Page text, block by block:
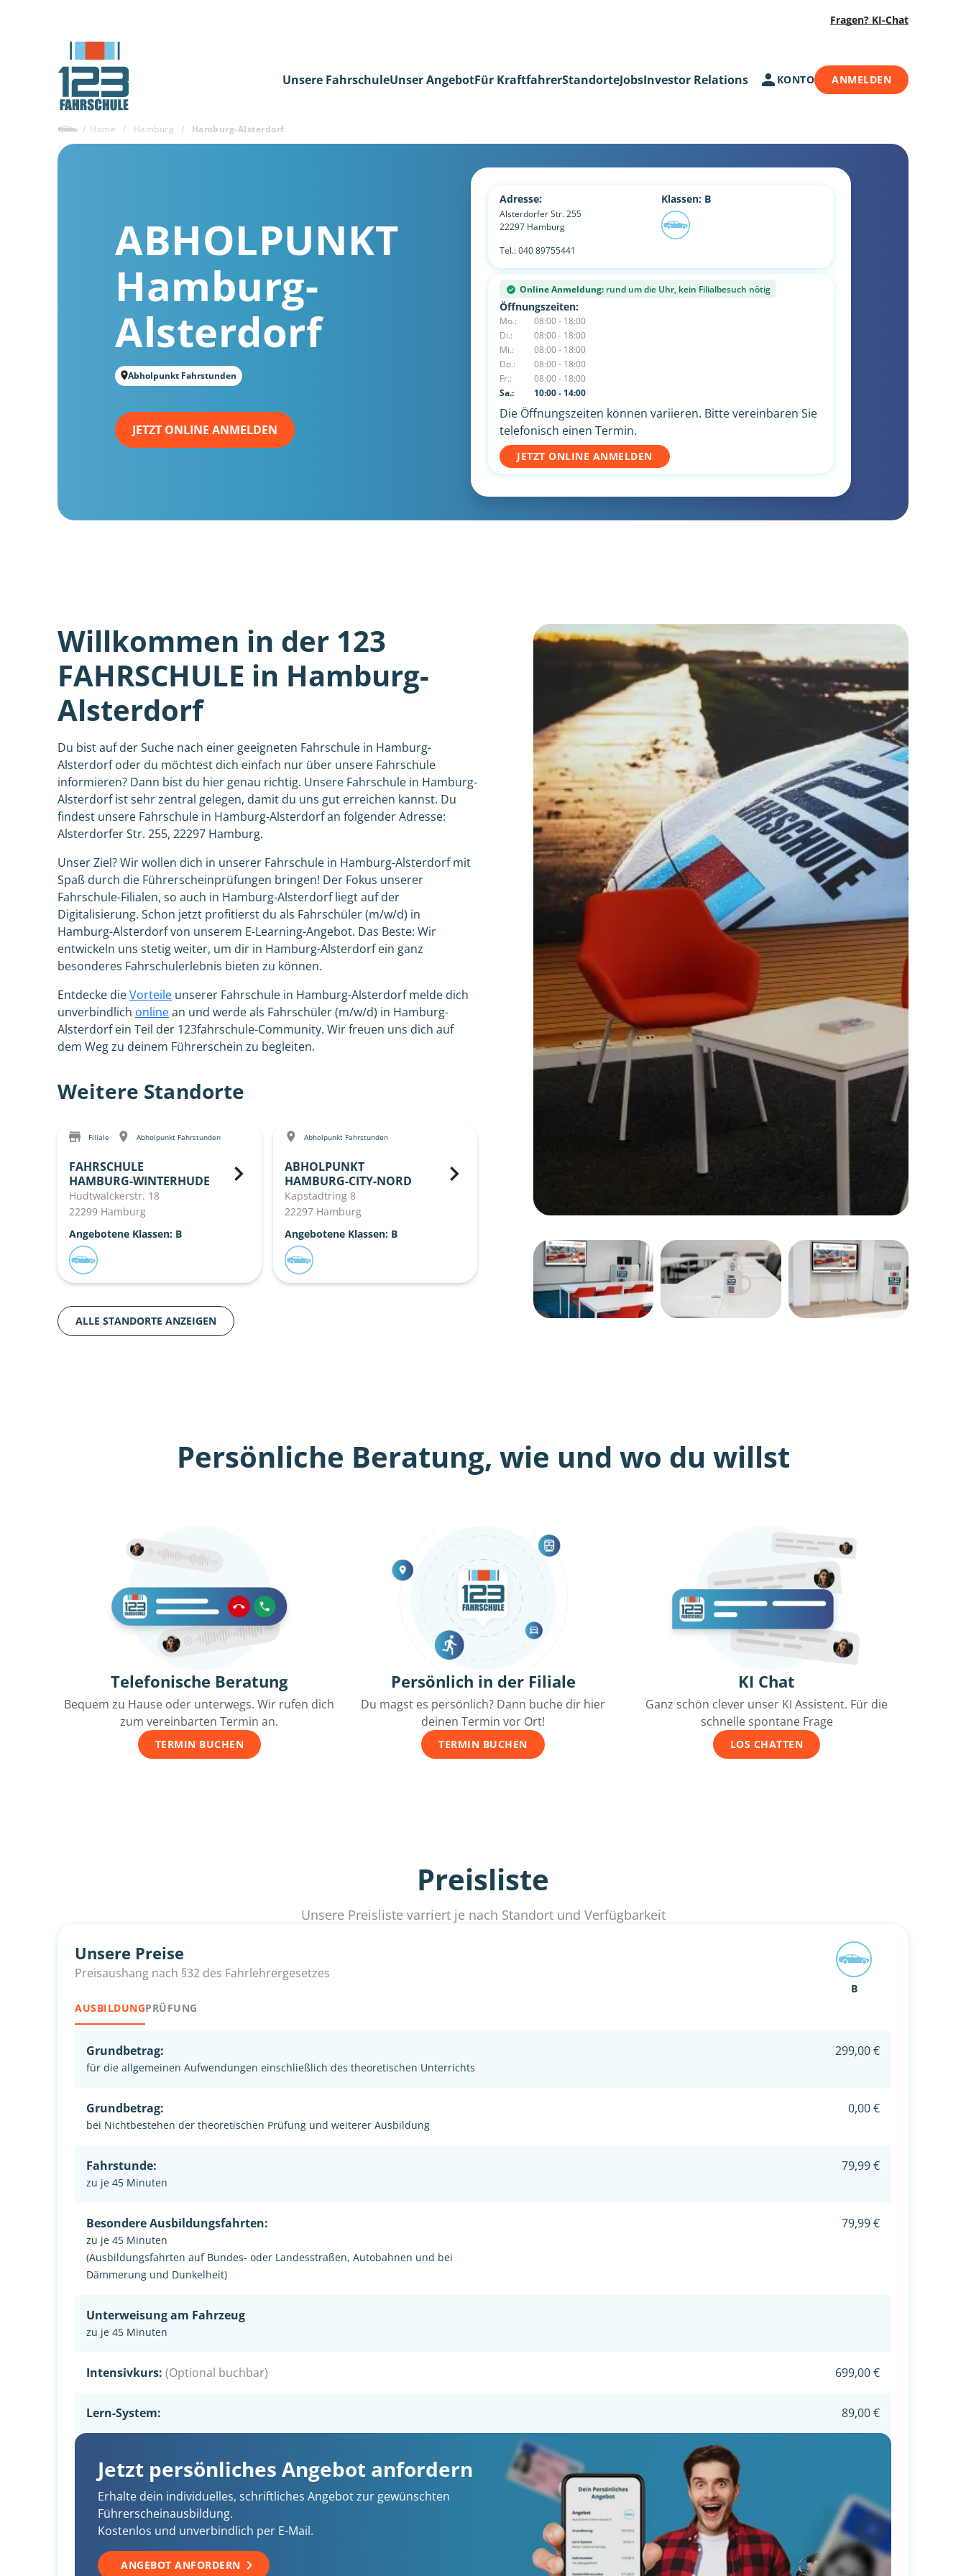
Fragen? KI-Chat
Unsere FahrschuleUnser AngebotFür KraftfahrerStandorteJobsInvestor Relations KONTO ANMELDEN
/ Home / Hamburg / Hamburg-Alsterdorf
ABHOLPUNKT
Hamburg-
Alsterdorf
Abholpunkt Fahrstunden
JETZT ONLINE ANMELDEN
Adresse:
Alsterdorfer Str. 255
22297 Hamburg
Tel.:040 89755441
Klassen: B
Online Anmeldung: rund um die Uhr, kein Filialbesuch nötig
Öffnungszeiten:
Mo.:
08:00 - 18:00
Di.:
08:00 - 18:00
Mi.:
08:00 - 18:00
Do.:
08:00 - 18:00
Fr.:
08:00 - 18:00
Sa.:
10:00 - 14:00
Die Öffnungszeiten können variieren. Bitte vereinbaren Sie
telefonisch einen Termin.
JETZT ONLINE ANMELDEN
Willkommen in der 123
FAHRSCHULE in Hamburg-
Alsterdorf
Du bist auf der Suche nach einer geeigneten Fahrschule in Hamburg-
Alsterdorf oder du möchtest dich einfach nur über unsere Fahrschule
informieren? Dann bist du hier genau richtig. Unsere Fahrschule in Hamburg-
Alsterdorf ist sehr zentral gelegen, damit du uns gut erreichen kannst. Du
findest unsere Fahrschule in Hamburg-Alsterdorf an folgender Adresse:
Alsterdorfer Str. 255, 22297 Hamburg.
Unser Ziel? Wir wollen dich in unserer Fahrschule in Hamburg-Alsterdorf mit
Spaß durch die Führerscheinprüfungen bringen! Der Fokus unserer
Fahrschule-Filialen, so auch in Hamburg-Alsterdorf liegt auf der
Digitalisierung. Schon jetzt profitierst du als Fahrschüler (m/w/d) in
Hamburg-Alsterdorf von unserem E-Learning-Angebot. Das Beste: Wir
entwickeln uns stetig weiter, um dir in Hamburg-Alsterdorf ein ganz
besonderes Fahrschulerlebnis bieten zu können.
Entdecke dieVorteile unserer Fahrschule in Hamburg-Alsterdorf melde dich
unverbindlich onlinean und werde als Fahrschüler (m/w/d) in Hamburg-
Alsterdorf ein Teil der 123fahrschule-Community. Wir freuen uns dich auf
dem Weg zu deinem Führerschein zu begleiten.
Weitere Standorte
Filiale Abholpunkt Fahrstunden
FAHRSCHULE
HAMBURG-WINTERHUDE
Hudtwalckerstr. 18
22299 Hamburg
Angebotene Klassen: B
Abholpunkt Fahrstunden
ABHOLPUNKT
HAMBURG-CITY-NORD
Kapstadtring 8
22297 Hamburg
Angebotene Klassen: B
ALLE STANDORTE ANZEIGEN
Persönliche Beratung, wie und wo du willst
Telefonische Beratung
Bequem zu Hause oder unterwegs. Wir rufen dich
zum vereinbarten Termin an.
TERMIN BUCHEN
Persönlich in der Filiale
Du magst es persönlich? Dann buche dir hier
deinen Termin vor Ort!
TERMIN BUCHEN
KI Chat
Ganz schön clever unser KI Assistent. Für die
schnelle spontane Frage
LOS CHATTEN
Preisliste
Unsere Preisliste varriert je nach Standort und Verfügbarkeit
Unsere Preise
Preisaushang nach §32 des Fahrlehrergesetzes
AUSBILDUNGPRÜFUNG
B
Grundbetrag:
für die allgemeinen Aufwendungen einschließlich des theoretischen Unterrichts
299,00 €
Grundbetrag:
bei Nichtbestehen der theoretischen Prüfung und weiterer Ausbildung
0,00 €
Fahrstunde:
zu je 45 Minuten
79,99 €
Besondere Ausbildungsfahrten:
zu je 45 Minuten
(Ausbildungsfahrten auf Bundes- oder Landesstraßen, Autobahnen und bei
Dämmerung und Dunkelheit)
79,99 €
Unterweisung am Fahrzeug
zu je 45 Minuten
Intensivkurs: (Optional buchbar) 699,00 €
Lern-System: 89,00 €
Jetzt persönliches Angebot anfordern
Erhalte dein individuelles, schriftliches Angebot zur gewünschten
Führerscheinausbildung.
Kostenlos und unverbindlich per E-Mail.
ANGEBOT ANFORDERN